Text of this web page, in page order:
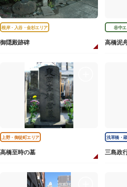
根岸・入谷・金杉エリア
御隠殿跡碑
谷中
高橋泥
上野・御徒町エリア
高橋至時の墓
浅草橋・
三島政